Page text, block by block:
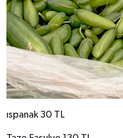
ıspanak 30 TL